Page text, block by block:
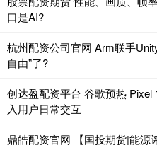
口是AI?
杭州配资公司官网 Arm联手
自由”了?
创达盈配资平台 谷歌预热
入用户日常交互
鼎皓配资官网 【国投期货|能源